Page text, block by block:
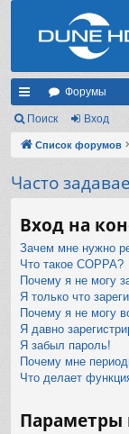
с
ы
и
Форумы
Поиск Вход
Список форумов
Часто
Вход на
Зачем мне нужно
Что такое COPPA?
Почему я не могу
Я только что
Почему я не могу
Я давно
Я забыл пароль!
Почему мне
Что делает
Параметры